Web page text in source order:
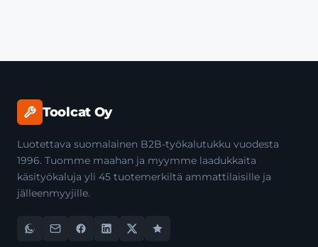
Toolcat Oy
Luotettava suomalainen B2B-työkalutukku vuodesta
1996. Tuomme maahan ja myymme laadukkaita
käsityökaluja yli 45 tuotemerkiltä ammattilaisille ja
jälleenmyyjille.